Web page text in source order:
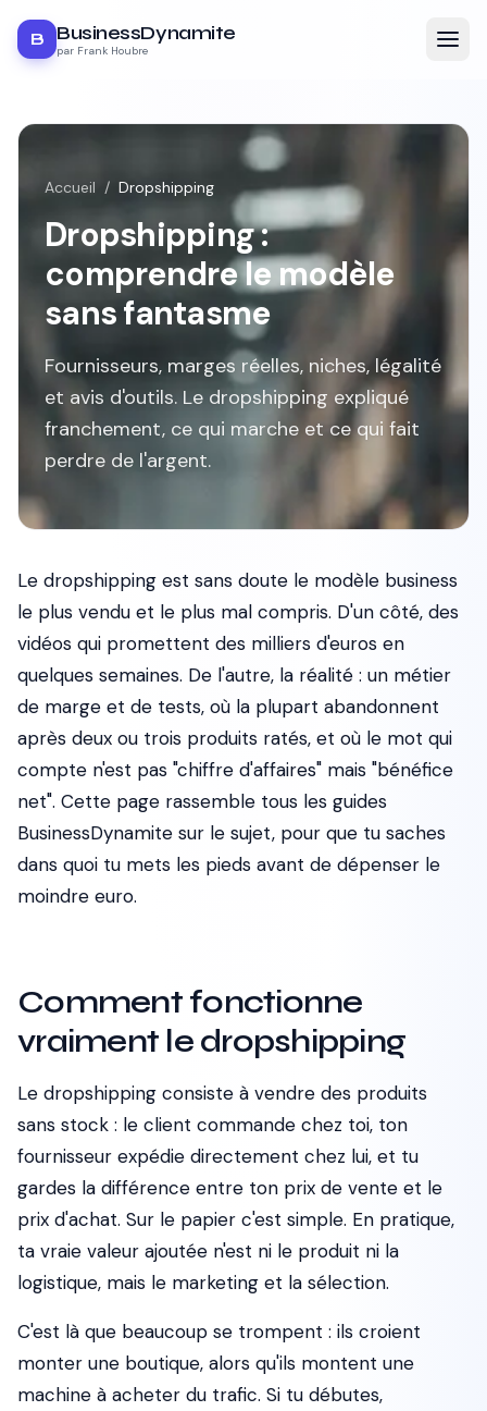
B BusinessDynamite
par Frank Houbre
Accueil / Dropshipping
Dropshipping :
comprendre le modèle
sans fantasme
Fournisseurs, marges réelles, niches, légalité
et avis d'outils. Le dropshipping expliqué
franchement, ce qui marche et ce qui fait
perdre de l'argent.
Le dropshipping est sans doute le modèle business
le plus vendu et le plus mal compris. D'un côté, des
vidéos qui promettent des milliers d'euros en
quelques semaines. De l'autre, la réalité : un métier
de marge et de tests, où la plupart abandonnent
après deux ou trois produits ratés, et où le mot qui
compte n'est pas "chiffre d'affaires" mais "bénéfice
net". Cette page rassemble tous les guides
BusinessDynamite sur le sujet, pour que tu saches
dans quoi tu mets les pieds avant de dépenser le
moindre euro.
Comment fonctionne
vraiment le dropshipping
Le dropshipping consiste à vendre des produits
sans stock : le client commande chez toi, ton
fournisseur expédie directement chez lui, et tu
gardes la différence entre ton prix de vente et le
prix d'achat. Sur le papier c'est simple. En pratique,
ta vraie valeur ajoutée n'est ni le produit ni la
logistique, mais le marketing et la sélection.
C'est là que beaucoup se trompent : ils croient
monter une boutique, alors qu'ils montent une
machine à acheter du trafic. Si tu débutes,